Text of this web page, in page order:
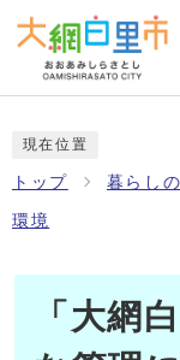
現在位置
トップ 暮らし
環境
「大網